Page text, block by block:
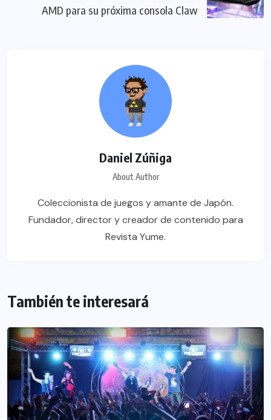
AMD para su próxima consola Claw
Daniel Zúñiga
About Author
Coleccionista de juegos y amante de Japón.
Fundador, director y creador de contenido para
Revista Yume.
También te interesará